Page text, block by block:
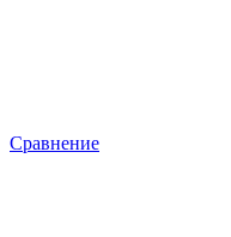
Сравнение